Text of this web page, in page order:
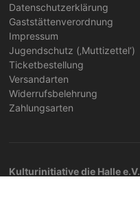
Datenschutzerklärung
Gaststättenverordnung
Impressum
Jugendschutz (‚Muttizettel‘)
Ticketbestellung
Versandarten
Widerrufsbelehrung
Zahlungsarten
Kulturinitiative die Halle e.V.